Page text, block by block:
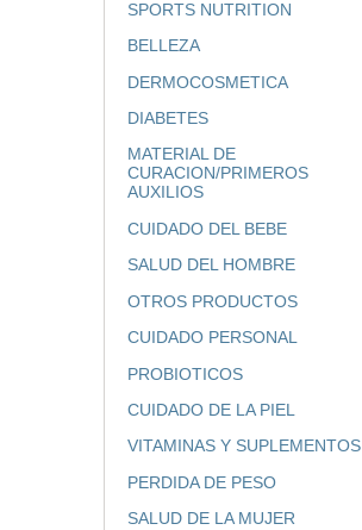
SPORTS NUTRITION
BELLEZA
DERMOCOSMETICA
DIABETES
MATERIAL DE
CURACION/PRIMEROS
AUXILIOS
CUIDADO DEL BEBE
SALUD DEL HOMBRE
OTROS PRODUCTOS
CUIDADO PERSONAL
PROBIOTICOS
CUIDADO DE LA PIEL
VITAMINAS Y SUPLEMENTOS
PERDIDA DE PESO
SALUD DE LA MUJER